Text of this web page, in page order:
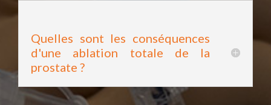
Quelles sont les conséquences
d'une ablation totale de la
prostate ?